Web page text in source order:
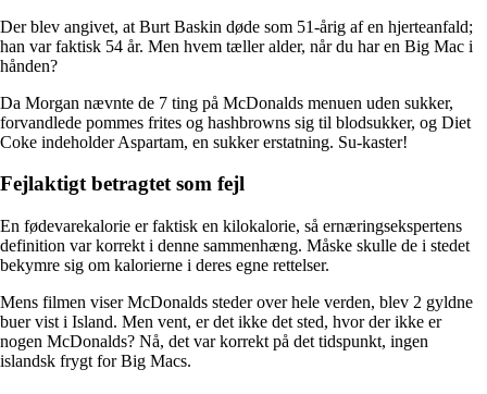
Der blev angivet, at Burt Baskin døde som 51-årig af en hjerteanfald;
han var faktisk 54 år. Men hvem tæller alder, når du har en Big Mac i
hånden?
Da Morgan nævnte de 7 ting på McDonalds menuen uden sukker,
forvandlede pommes frites og hashbrowns sig til blodsukker, og Diet
Coke indeholder Aspartam, en sukker erstatning. Su-kaster!
Fejlaktigt betragtet som fejl
En fødevarekalorie er faktisk en kilokalorie, så ernæringsekspertens
definition var korrekt i denne sammenhæng. Måske skulle de i stedet
bekymre sig om kalorierne i deres egne rettelser.
Mens filmen viser McDonalds steder over hele verden, blev 2 gyldne
buer vist i Island. Men vent, er det ikke det sted, hvor der ikke er
nogen McDonalds? Nå, det var korrekt på det tidspunkt, ingen
islandsk frygt for Big Macs.